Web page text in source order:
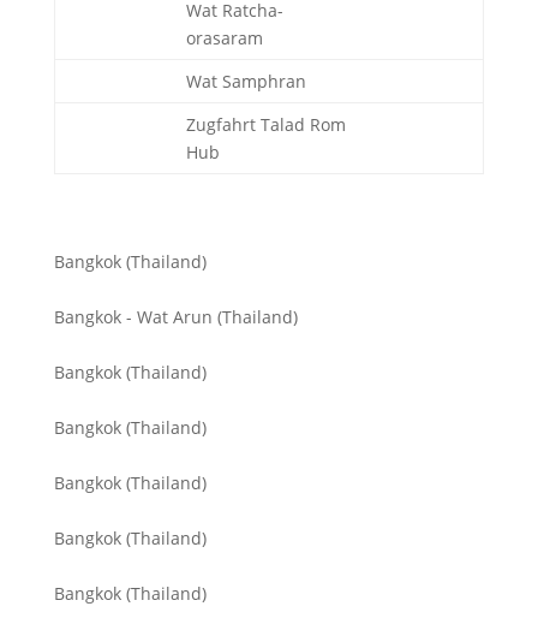
Wat Ratcha-
orasaram
Wat Samphran
Zugfahrt Talad Rom
Hub
Bangkok (Thailand)
Bangkok - Wat Arun (Thailand)
Bangkok (Thailand)
Bangkok (Thailand)
Bangkok (Thailand)
Bangkok (Thailand)
Bangkok (Thailand)